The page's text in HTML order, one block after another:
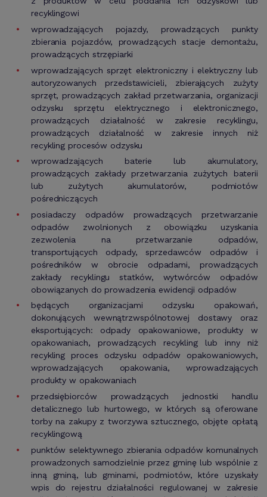
recyklingowi
wprowadzających pojazdy, prowadzących punkty
zbierania pojazdów, prowadzących stacje demontażu,
prowadzących strzępiarki
wprowadzających sprzęt elektroniczny i elektryczny lub
autoryzowanych przedstawicieli, zbierających zużyty
sprzęt, prowadzących zakład przetwarzania, organizacji
odzysku sprzętu elektrycznego i elektronicznego,
prowadzących działalność w zakresie recyklingu,
prowadzących działalność w zakresie innych niż
recykling procesów odzysku
wprowadzających baterie lub akumulatory,
prowadzących zakłady przetwarzania zużytych baterii
lub zużytych akumulatorów, podmiotów
pośredniczących
posiadaczy odpadów prowadzących przetwarzanie
odpadów zwolnionych z obowiązku uzyskania
zezwolenia na przetwarzanie odpadów,
transportujących odpady, sprzedawców odpadów i
pośredników w obrocie odpadami, prowadzących
zakłady recyklingu statków, wytwórców odpadów
obowiązanych do prowadzenia ewidencji odpadów
będących organizacjami odzysku opakowań,
dokonujących wewnątrzwspólnotowej dostawy oraz
eksportujących: odpady opakowaniowe, produkty w
opakowaniach, prowadzących recykling lub inny niż
recykling proces odzysku odpadów opakowaniowych,
wprowadzających opakowania, wprowadzających
produkty w opakowaniach
przedsiębiorców prowadzących jednostki handlu
detalicznego lub hurtowego, w których są oferowane
torby na zakupy z tworzywa sztucznego, objęte opłatą
recyklingową
punktów selektywnego zbierania odpadów komunalnych
prowadzonych samodzielnie przez gminę lub wspólnie z
inną gminą, lub gminami, podmiotów, które uzyskały
wpis do rejestru działalności regulowanej w zakresie